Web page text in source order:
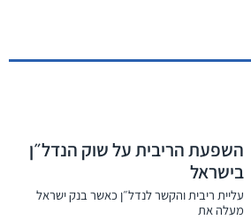
השפעת הריבית על שוק הנדל״ן
בישראל
עליית ריבית והקשר לנדל״ן כאשר בנק ישראל
מעלה את